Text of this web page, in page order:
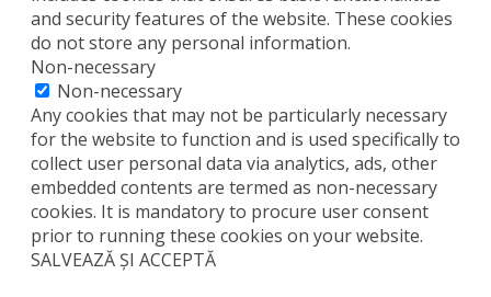
and security features of the website. These cookies
do not store any personal information.
Non-necessary
Non-necessary
Any cookies that may not be particularly necessary
for the website to function and is used specifically to
collect user personal data via analytics, ads, other
embedded contents are termed as non-necessary
cookies. It is mandatory to procure user consent
prior to running these cookies on your website.
SALVEAZĂ ȘI ACCEPTĂ